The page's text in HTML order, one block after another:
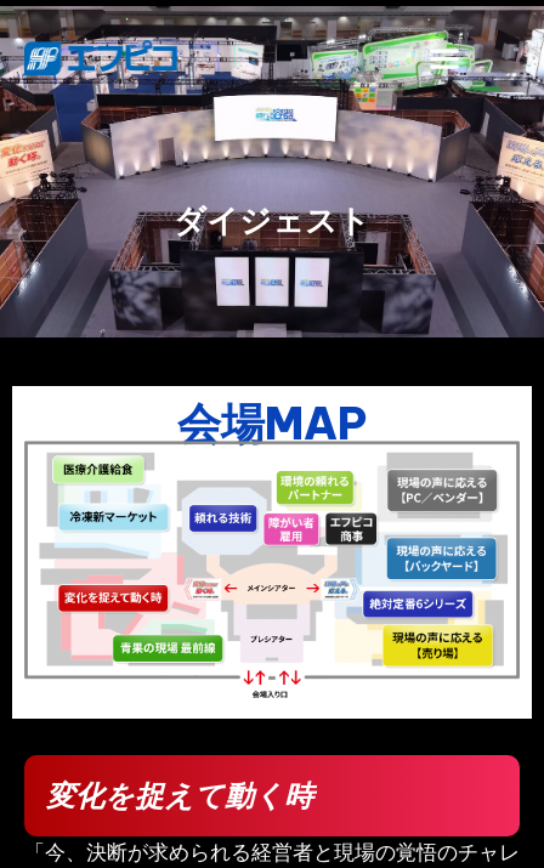
ダイジェスト
会場MAP
変化を捉えて動く時
「今、決断が求められる経営者と現場の覚悟のチャレ